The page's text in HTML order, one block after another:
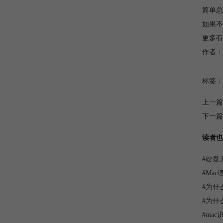
简单
如果
更多
作者
标签：
上一
下一
读者
#硬盘
#Mac
#为什
#为什
#mac